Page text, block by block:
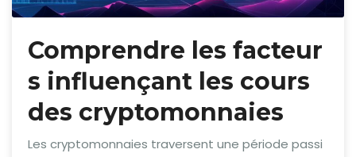
Comprendre les facteur
s influençant les cours
des cryptomonnaies
Les cryptomonnaies traversent une période passi